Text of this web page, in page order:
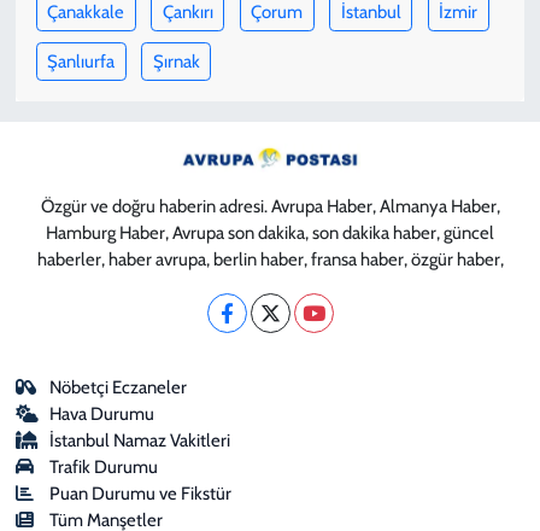
Çanakkale Çankırı Çorum İstanbul İzmir
Şanlıurfa Şırnak
Özgür ve doğru haberin adresi. Avrupa Haber, Almanya Haber,
Hamburg Haber, Avrupa son dakika, son dakika haber, güncel
haberler, haber avrupa, berlin haber, fransa haber, özgür haber,
Nöbetçi Eczaneler
Hava Durumu
İstanbul Namaz Vakitleri
Trafik Durumu
Puan Durumu ve Fikstür
Tüm Manşetler